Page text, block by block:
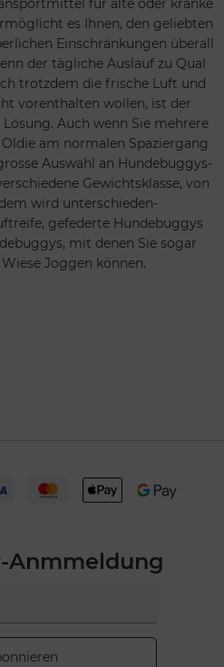
für alte oder kranke
es Ihnen, den geliebten
Einschränkungen überall
der tägliche Auslauf zu Qual
trotzdem die frische Luft und
vorenthalten wollen, ist der
Auch wenn Sie mehrere
am normalen Spaziergang
Auswahl an Hundebuggys-
Gewichtsklasse, von
wird unterschieden-
gefederte Hundebuggys
mit denen Sie sogar
Joggen können.
Anmmeldung